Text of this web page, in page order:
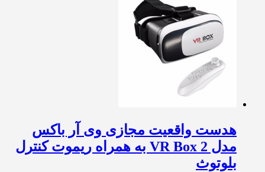
هدست واقعیت مجازی وی آر باکس
مدل VR Box 2 به همراه ریموت کنترل
بلوتوث